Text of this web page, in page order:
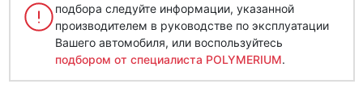
подбора следуйте информации, указанной
производителем в руководстве по эксплуатации
Вашего автомобиля, или воспользуйтесь
подбором от специалиста POLYMERIUM.